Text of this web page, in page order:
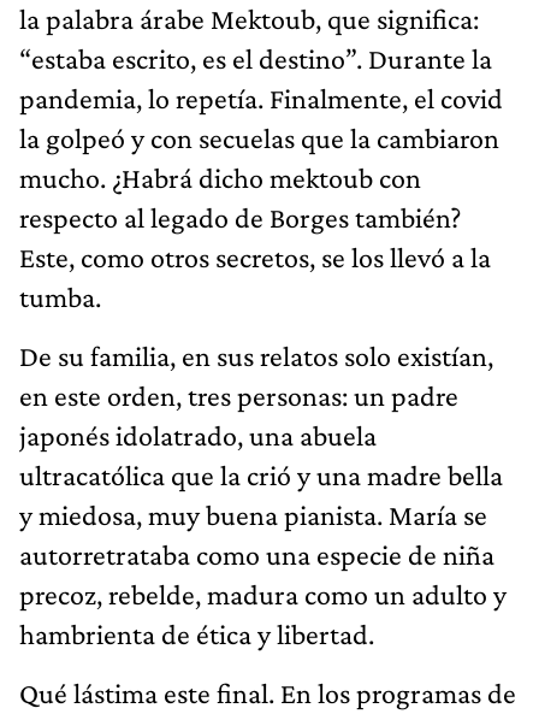
la palabra árabe Mektoub, que significa:
“estaba escrito, es el destino”. Durante la
pandemia, lo repetía. Finalmente, el covid
la golpeó y con secuelas que la cambiaron
mucho. ¿Habrá dicho mektoub con
respecto al legado de Borges también?
Este, como otros secretos, se los llevó a la
tumba.
De su familia, en sus relatos solo existían,
en este orden, tres personas: un padre
japonés idolatrado, una abuela
ultracatólica que la crió y una madre bella
y miedosa, muy buena pianista. María se
autorretrataba como una especie de niña
precoz, rebelde, madura como un adulto y
hambrienta de ética y libertad.
Qué lástima este final. En los programas de